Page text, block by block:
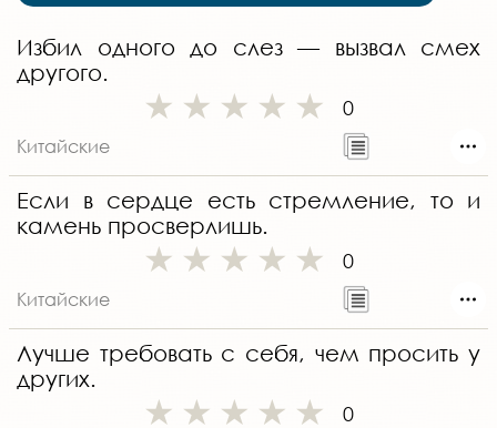
Избил одного до слез — вызвал смех
другого.
0
Китайские
Если в сердце есть стремление, то и
камень просверлишь.
0
Китайские
Лучше требовать с себя, чем просить у
других.
0